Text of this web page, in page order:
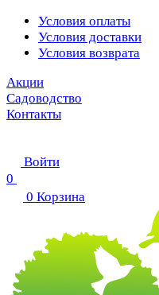
Условия оплаты
Условия доставки
Условия возврата
Акции
Садоводство
Контакты
Войти
0
0 Корзина